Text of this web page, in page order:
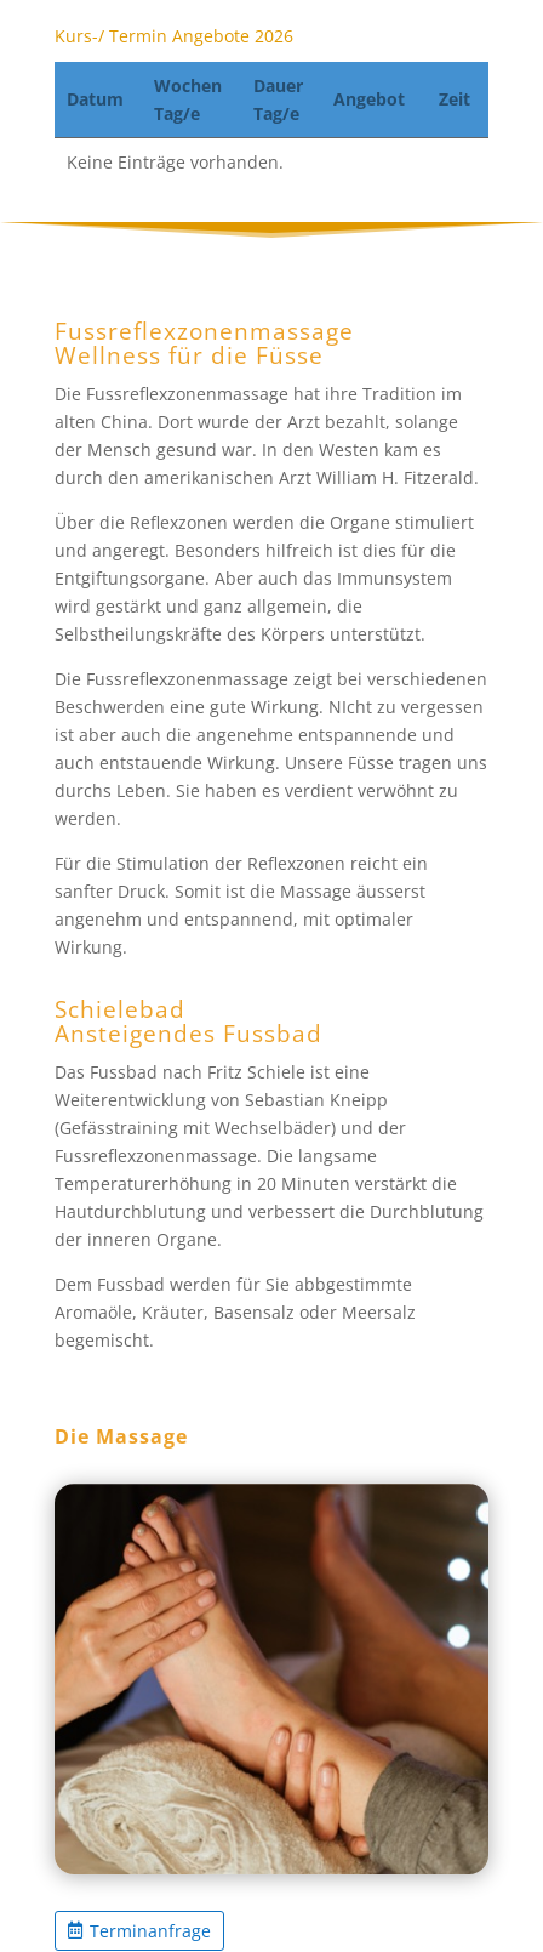
Kurs-/ Termin Angebote 2026
Datum
Wochen
Tag/e
Dauer
Tag/e
Angebot Zeit
Keine Einträge vorhanden.
Fussreflexzonenmassage
Wellness für die Füsse
Die Fussreflexzonenmassage hat ihre Tradition im
alten China. Dort wurde der Arzt bezahlt, solange
der Mensch gesund war. In den Westen kam es
durch den amerikanischen Arzt William H. Fitzerald.
Über die Reflexzonen werden die Organe stimuliert
und angeregt. Besonders hilfreich ist dies für die
Entgiftungsorgane. Aber auch das Immunsystem
wird gestärkt und ganz allgemein, die
Selbstheilungskräfte des Körpers unterstützt.
Die Fussreflexzonenmassage zeigt bei verschiedenen
Beschwerden eine gute Wirkung. NIcht zu vergessen
ist aber auch die angenehme entspannende und
auch entstauende Wirkung. Unsere Füsse tragen uns
durchs Leben. Sie haben es verdient verwöhnt zu
werden.
Für die Stimulation der Reflexzonen reicht ein
sanfter Druck. Somit ist die Massage äusserst
angenehm und entspannend, mit optimaler
Wirkung.
Schielebad
Ansteigendes Fussbad
Das Fussbad nach Fritz Schiele ist eine
Weiterentwicklung von Sebastian Kneipp
(Gefässtraining mit Wechselbäder) und der
Fussreflexzonenmassage. Die langsame
Temperaturerhöhung in 20 Minuten verstärkt die
Hautdurchblutung und verbessert die Durchblutung
der inneren Organe.
Dem Fussbad werden für Sie abbgestimmte
Aromaöle, Kräuter, Basensalz oder Meersalz
begemischt.
Die Massage
Terminanfrage